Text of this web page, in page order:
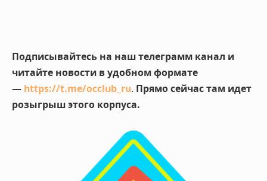
Подписывайтесь на наш телеграмм канал и
читайте новости в удобном формате
— https://t.me/occlub_ru. Прямо сейчас там идет
розыгрыш этого корпуса.